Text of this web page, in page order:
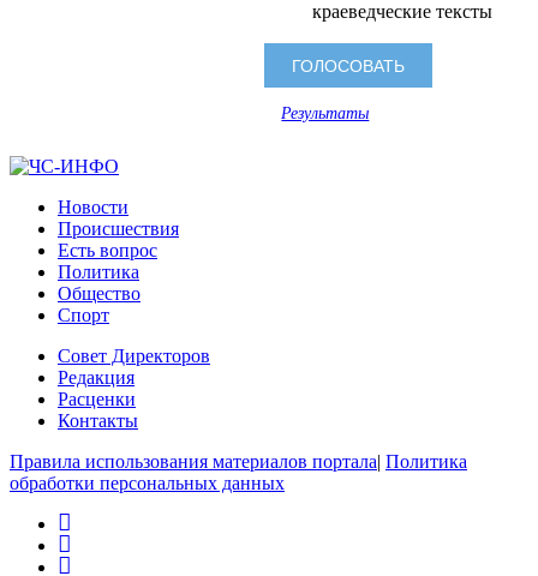
краеведческие тексты
Результаты
Новости
Происшествия
Есть вопрос
Политика
Общество
Спорт
Совет Директоров
Редакция
Расценки
Контакты
Правила использования материалов портала| Политика
обработки персональных данных